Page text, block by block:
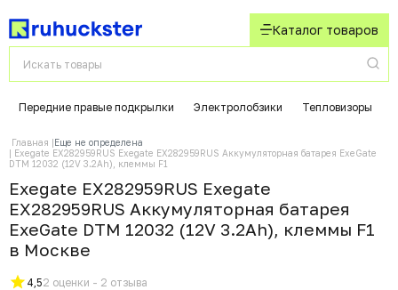
Каталог товаров
Передние правые подкрылки Электролобзики Тепловизоры
Главная
Еще не определена
Exegate EX282959RUS Exegate EX282959RUS Аккумуляторная батарея ExeGate
DTM 12032 (12V 3.2Ah), клеммы F1
Exegate EX282959RUS Exegate
EX282959RUS Аккумуляторная батарея
ExeGate DTM 12032 (12V 3.2Ah), клеммы F1
в Москвe
4,52 оценки - 2 отзыва